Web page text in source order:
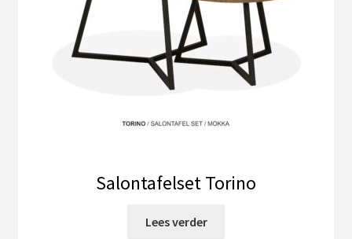
Salontafelset Torino
Lees verder